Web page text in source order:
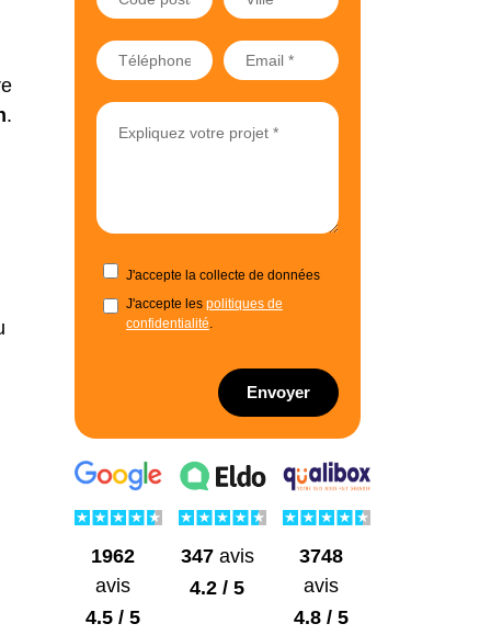
.
J'accepte la collecte de données
J'accepte les politiques de
confidentialité.
Envoyer
1962
avis
4.5 / 5
347avis
4.2 / 5
3748
avis
4.8 / 5